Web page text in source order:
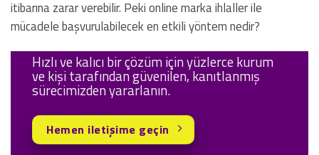
itibarına zarar verebilir. Peki online marka ihlaller ile
mücadele başvurulabilecek en etkili yöntem nedir?
Hızlı ve kalıcı bir çözüm için yüzlerce kurum
ve kişi tarafından güvenilen, kanıtlanmış
sürecimizden yararlanın.
Hemen iletişime geçin